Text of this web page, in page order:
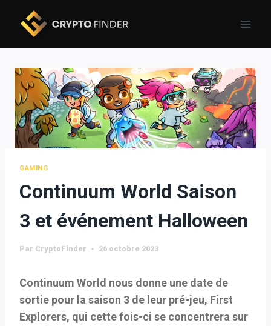
content
GAMING
Continuum World Saison
3 et événement Halloween
Par CryptoFinder 26 octobre 2023
Continuum World nous donne une date de
sortie pour la saison 3 de leur pré-jeu, First
Explorers, qui cette fois-ci se concentrera sur